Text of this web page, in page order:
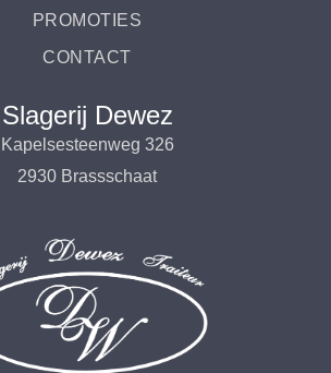
PROMOTIES
CONTACT
Slagerij Dewez
Kapelsesteenweg 326
2930 Brassschaat